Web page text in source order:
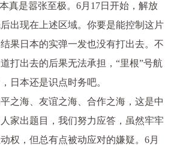
真是嚣张至极。6月17日开始，解放
出现在上述区域。你要是能控制这片
果日本的实弹一发也没有打出去。不
打出去的后果无法承担，“里根”号航
日本还是识点时务吧。
之海、友谊之海、合作之海，这是中
家出题目，我们努力应答，虽然牢牢
权，但总有点被动应对的嫌疑。6月